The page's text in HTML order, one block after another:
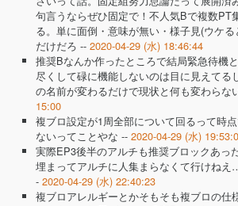
句言うならぜひ固定で！不人気Bで複数PT
る。単に面倒・意味が無い・様子見(ウケ
だけだろ -- 2020-04-29 (水) 18:46:44
推奨Bなんか作ったところで結局緊急待機
尽くして碌に機能しないのは目に見えてる
の名前が変わるだけで現状と何も変わらな
15:00
複ブロ設定が1周全部について回るって時
ないってことやな -- 2020-04-29 (水)
実際EP3後半のアルチも推奨ブロックあっ
埋まってアルチに人集まらなくて行けね
- 2020-04-29 (水) 22:40:23
複ブロアレルギーとかそもそも複ブロの仕